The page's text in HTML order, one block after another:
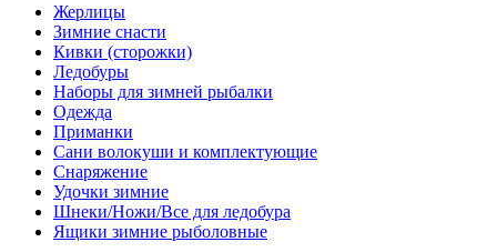
Жерлицы
Зимние снасти
Кивки (сторожки)
Ледобуры
Наборы для зимней рыбалки
Одежда
Приманки
Сани волокуши и комплектующие
Снаряжение
Удочки зимние
Шнеки/Ножи/Все для ледобура
Ящики зимние рыболовные